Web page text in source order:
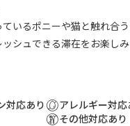
いるポニーや猫と触れ合
シュできる滞在をお楽しみ
対応あり
アレルギー対応
その他対応あり